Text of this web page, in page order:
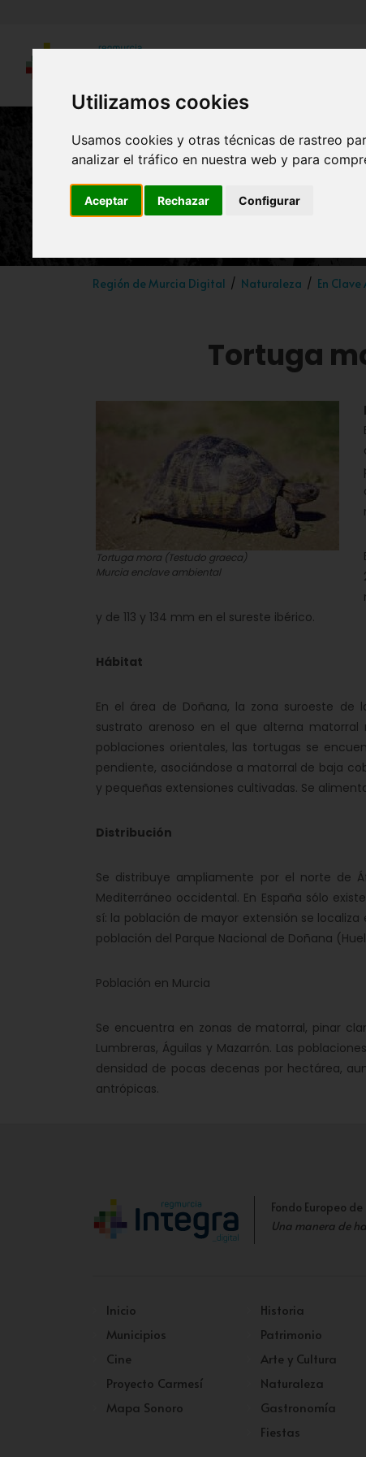
Utilizamos cookies
Usamos cookies y otras técnicas de rastreo
analizar el tráfico en nuestra web y para
Aceptar Rechazar Configurar
Tortuga
Región de Murcia Digital Naturaleza En
Tortuga
Tortuga mora (Testudo graeca)
Murcia enclave ambiental
y de 113 y 134 mm en el sureste ibérico.
Hábitat
En el área de Doñana, la zona suroeste
sustrato arenoso en el que alterna matorral
poblaciones orientales, las tortugas se
pendiente, asociándose a matorral de baja
y pequeñas extensiones cultivadas. Se
Distribución
Se distribuye ampliamente por el norte de
Mediterráneo occidental. En España sólo
sí: la población de mayor extensión se
población del Parque Nacional de Doñana
Población en Murcia
Se encuentra en zonas de matorral, pinar
Lumbreras, Águilas y Mazarrón. Las
densidad de pocas decenas por hectárea,
antrópicas.
Fondo Europeo
Una manera de
Inicio
Municipios
Cine
Proyecto Carmesí
Mapa Sonoro
Historia
Patrimonio
Arte y Cultura
Naturaleza
Gastronomía
Fiestas